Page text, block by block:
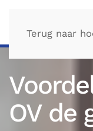
Terug naar
OV de